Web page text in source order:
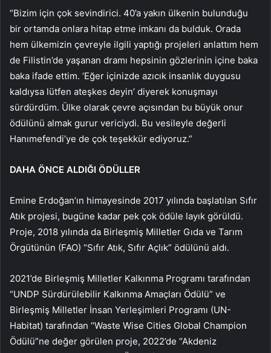
“Bizim için çok sevindirici. 40’a yakın ülkenin bulunduğu
bir ortamda onlara hitap etme imkanı da bulduk. Orada
hem ülkemizin çevreyle ilgili yaptığı projeleri anlattım hem
de Filistin’de yaşanan dramı hepsinin gözlerinin içine baka
baka ifade ettim. ‘Eğer içinizde azıcık insanlık duygusu
kaldıysa lütfen ateşkes deyin’ diyerek konuşmayı
sürdürdüm. Ülke olarak çevre açısından bu büyük onur
ödülünü almak gurur vericiydi. Bu vesileyle değerli
Hanımefendi’ye de çok teşekkür ediyoruz.”
DAHA ÖNCE ALDIĞI ÖDÜLLER
Emine Erdoğan’ın himayesinde 2017 yılında başlatılan Sıfır
Atık projesi, bugüne kadar pek çok ödüle layık görüldü.
Proje, 2018 yılında da Birleşmiş Milletler Gıda ve Tarım
Örgütünün (FAO) “Sıfır Atık, Sıfır Açlık” ödülünü aldı.
2021’de Birleşmiş Milletler Kalkınma Programı tarafından
“UNDP Sürdürülebilir Kalkınma Amaçları Ödülü” ve
Birleşmiş Milletler İnsan Yerleşimleri Programı (UN-
Habitat) tarafından “Waste Wise Cities Global Champion
Ödülü”ne değer görülen proje, 2022’de “Akdeniz